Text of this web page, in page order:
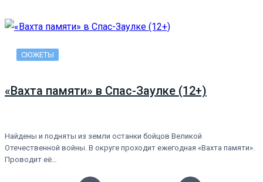
СЮЖЕТЫ
«Вахта памяти» в Спас-Заулке (12+)
Найдены и подняты из земли останки бойцов Великой
Отечественной войны. В округе проходит ежегодная «Вахта памяти».
Проводит её…